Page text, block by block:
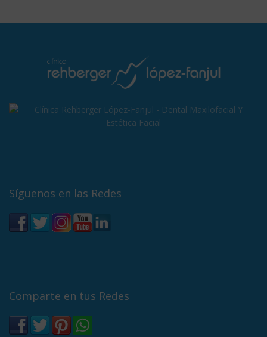
Síguenos en las Redes
Comparte en tus Redes